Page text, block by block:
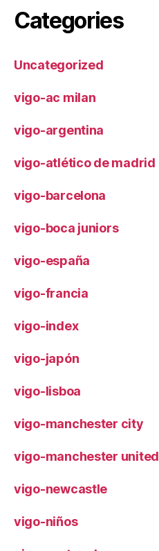
Categories
Uncategorized
vigo-ac milan
vigo-argentina
vigo-atlético de madrid
vigo-barcelona
vigo-boca juniors
vigo-españa
vigo-francia
vigo-index
vigo-japón
vigo-lisboa
vigo-manchester city
vigo-manchester united
vigo-newcastle
vigo-niños